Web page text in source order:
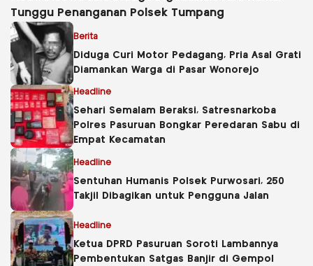
Tunggu Penanganan Polsek Tumpang
Berita
Diduga Curi Motor Pedagang, Pria Asal Grati
Diamankan Warga di Pasar Wonorejo
Headline
Sehari Semalam Beraksi, Satresnarkoba
Polres Pasuruan Bongkar Peredaran Sabu di
Empat Kecamatan
Headline
Sentuhan Humanis Polsek Purwosari, 250
Takjil Dibagikan untuk Pengguna Jalan
Headline
Ketua DPRD Pasuruan Soroti Lambannya
Pembentukan Satgas Banjir di Gempol